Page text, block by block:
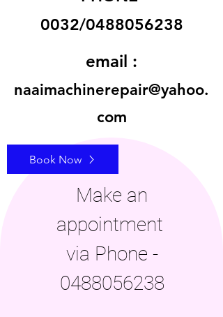
0032/0488056238
email :
naaimachinerepair@yahoo.
com
Book Now
Make an
appointment
via Phone -
0488056238